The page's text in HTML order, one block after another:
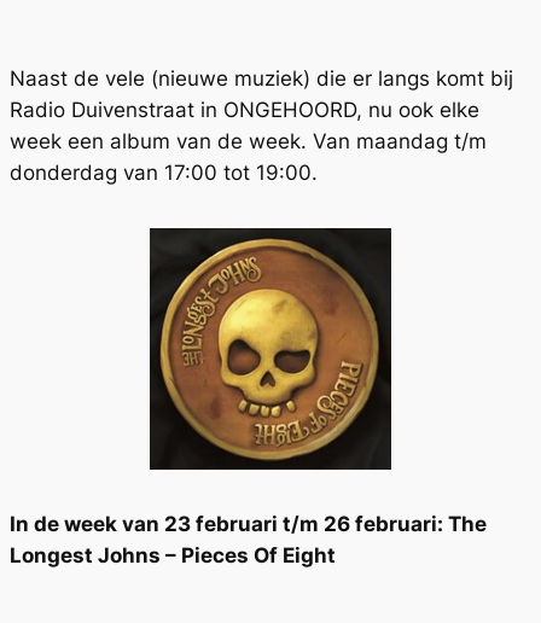
Naast de vele (nieuwe muziek) die er langs komt bij
Radio Duivenstraat in ONGEHOORD, nu ook elke
week een album van de week. Van maandag t/m
donderdag van 17:00 tot 19:00.
In de week van 23 februari t/m 26 februari: The
Longest Johns – Pieces Of Eight